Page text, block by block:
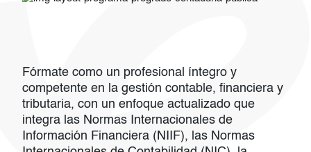
Fórmate como un profesional íntegro y
competente en la gestión contable, financiera y
tributaria, con un enfoque actualizado que
integra las Normas Internacionales de
Información Financiera (NIIF), las Normas